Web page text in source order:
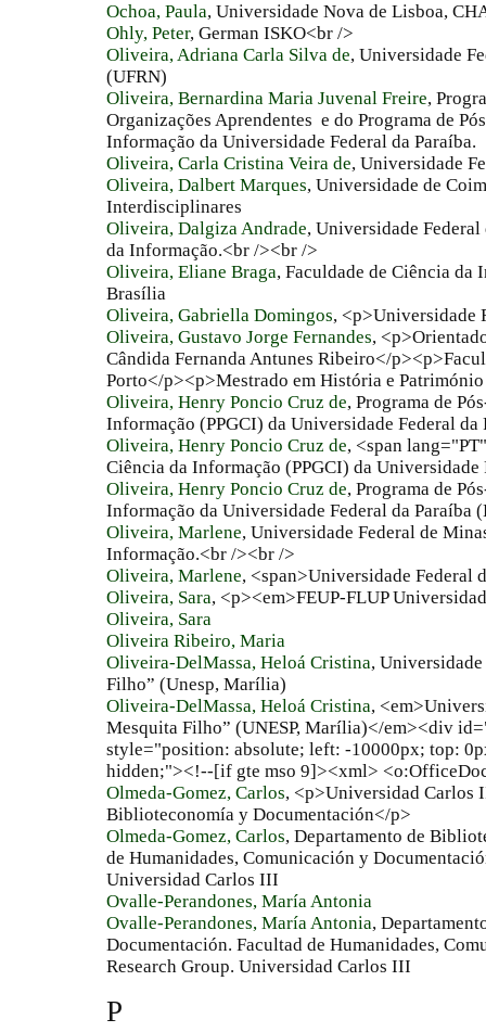
Ochoa, Paula, Universidade Nova de Lisboa,
Ohly, Peter, German ISKO<br />
Oliveira, Adriana Carla Silva de, Universidade
(UFRN)
Oliveira, Bernardina Maria Juvenal Freire,
Organizações Aprendentes e do Programa de
Informação da Universidade Federal da Paraíba.
Oliveira, Carla Cristina Veira de, Universidade
Oliveira, Dalbert Marques, Universidade de
Interdisciplinares
Oliveira, Dalgiza Andrade, Universidade
da Informação.<br /><br />
Oliveira, Eliane Braga, Faculdade de Ciência da
Brasília
Oliveira, Gabriella Domingos, <p>Universidade
Oliveira, Gustavo Jorge Fernandes,
Cândida Fernanda Antunes Ribeiro</
Porto</p><p>Mestrado em História e
Oliveira, Henry Poncio Cruz de, Programa de
Informação (PPGCI) da Universidade Federal da
Oliveira, Henry Poncio Cruz de, <span
Ciência da Informação (PPGCI) da Universidade
Oliveira, Henry Poncio Cruz de, Programa de
Informação da Universidade Federal da Paraíba
Oliveira, Marlene, Universidade Federal de
Informação.<br /><br />
Oliveira, Marlene, <span>Universidade Federal
Oliveira, Sara, <p><em>FEUP-FLUP
Oliveira, Sara
Oliveira Ribeiro, Maria
Oliveira-DelMassa, Heloá Cristina,
Filho” (Unesp, Marília)
Oliveira-DelMassa, Heloá Cristina,
Mesquita Filho” (UNESP, Marília)</em><div
style="position: absolute; left: -10000px; top:
hidden;"><!--[if gte mso 9]><xml>
Olmeda-Gomez, Carlos, <p>Universidad Carlos
Biblioteconomía y Documentación</p>
Olmeda-Gomez, Carlos, Departamento de
de Humanidades, Comunicación y
Universidad Carlos III
Ovalle-Perandones, María Antonia
Ovalle-Perandones, María Antonia,
Documentación. Facultad de Humanidades,
Research Group. Universidad Carlos III
P